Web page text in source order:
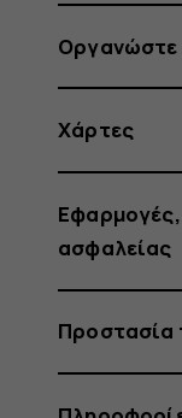
Οργανώστε
Χάρτες
Εφαρμογές,
ασφαλείας
Προστασία